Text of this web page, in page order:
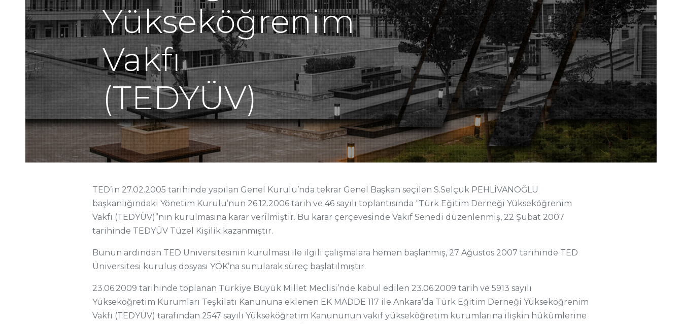
Yükseköğrenim
Vakfı
(TEDYÜV)
TED’in 27.02.2005 tarihinde yapılan Genel Kurulu’nda tekrar Genel Başkan seçilen S.Selçuk PEHLİVANOĞLU
başkanlığındaki Yönetim Kurulu’nun 26.12.2006 tarih ve 46 sayılı toplantısında “Türk Eğitim Derneği Yükseköğrenim
Vakfı (TEDYÜV)”nın kurulmasına karar verilmiştir. Bu karar çerçevesinde Vakıf Senedi düzenlenmiş, 22 Şubat 2007
tarihinde TEDYÜV Tüzel Kişilik kazanmıştır.
Bunun ardından TED Üniversitesinin kurulması ile ilgili çalışmalara hemen başlanmış, 27 Ağustos 2007 tarihinde TED
Üniversitesi kuruluş dosyası YÖK’na sunularak süreç başlatılmıştır.
23.06.2009 tarihinde toplanan Türkiye Büyük Millet Meclisi’nde kabul edilen 23.06.2009 tarih ve 5913 sayılı
Yükseköğretim Kurumları Teşkilatı Kanununa eklenen EK MADDE 117 ile Ankara’da Türk Eğitim Derneği Yükseköğrenim
Vakfı (TEDYÜV) tarafından 2547 sayılı Yükseköğretim Kanununun vakıf yükseköğretim kurumlarına ilişkin hükümlerine